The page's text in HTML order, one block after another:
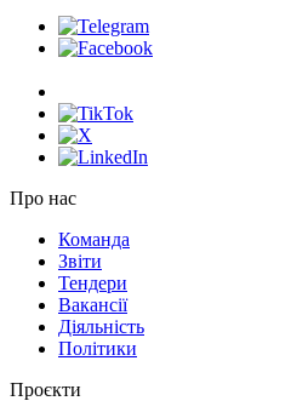
Про нас
Команда
Звіти
Тендери
Вакансії
Діяльність
Політики
Проєкти